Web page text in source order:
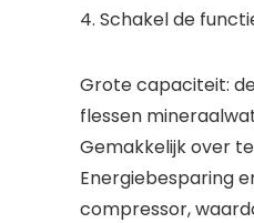
4. Schakel de
Grote capaciteit:
flessen
Gemakkelijk over
Energiebesparing
compressor,